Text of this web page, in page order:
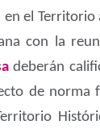
en el Territorio
con la
deberán
de norma